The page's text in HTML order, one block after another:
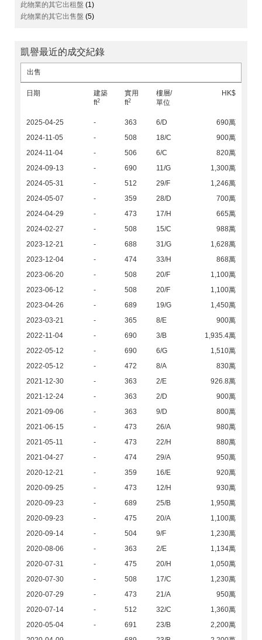
此物業的其它出租盤 (1)
此物業的其它出售盤 (5)
凱譽最近的成交紀錄
出售
日期
建築
ft2
實用
ft2
樓層/
單位
HK$
2025-04-25 - 363 6/D
690萬
2024-11-05
- 508 18/C
900萬
2024-11-04
- 506 6/C
820萬
2024-09-13
- 690 11/G
1,300萬
2024-05-31
- 512 29/F
1,246萬
2024-05-07
- 359 28/D
700萬
2024-04-29
- 473 17/H
665萬
2024-02-27
- 508 15/C
988萬
2023-12-21
- 688 31/G
1,628萬
2023-12-04
- 474 33/H
868萬
2023-06-20
- 508 20/F
1,100萬
2023-06-12
- 508 20/F
1,100萬
2023-04-26
- 689 19/G
1,450萬
2023-03-21
- 365 8/E
900萬
2022-11-04
- 690 3/B
1,935.4萬
2022-05-12
- 690 6/G
1,510萬
2022-05-12
- 472 8/A
830萬
2021-12-30
- 363 2/E
926.8萬
2021-12-24
- 363 2/D
900萬
2021-09-06
- 363 9/D
800萬
2021-06-15
- 473 26/A
980萬
2021-05-11
- 473 22/H
880萬
2021-04-27
- 474 29/A
950萬
2020-12-21
- 359 16/E
920萬
2020-09-25
- 473 12/H
930萬
2020-09-23
- 689 25/B
1,950萬
2020-09-23
- 475 20/A
1,100萬
2020-09-14
- 504 9/F
1,230萬
2020-08-06
- 363 2/E
1,134萬
2020-07-31
- 475 20/H
1,050萬
2020-07-30
- 508 17/C
1,230萬
2020-07-29
- 473 21/A
950萬
2020-07-14
- 512 32/C
1,360萬
2020-05-04
- 691 23/B
2,200萬